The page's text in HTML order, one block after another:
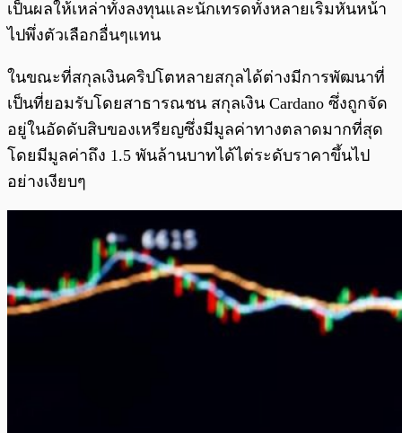
เป็นผลให้เหล่าทั้งลงทุนและนักเทรดทั้งหลายเริ่มหันหน้า
ไปพึ่งตัวเลือกอื่นๆแทน
ในขณะที่สกุลเงินคริปโตหลายสกุลได้ต่างมีการพัฒนาที่
เป็นที่ยอมรับโดยสาธารณชน สกุลเงิน Cardano ซึ่งถูกจัด
อยู่ในอัดดับสิบของเหรียญซึ่งมีมูลค่าทางตลาดมากที่สุด
โดยมีมูลค่าถึง 1.5 พันล้านบาทได้ไต่ระดับราคาขึ้นไป
อย่างเงียบๆ